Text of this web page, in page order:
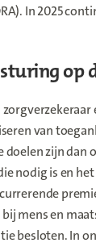
In 2025
op
van
doelen zijn dan
nodig is en het
mens en
besloten. In